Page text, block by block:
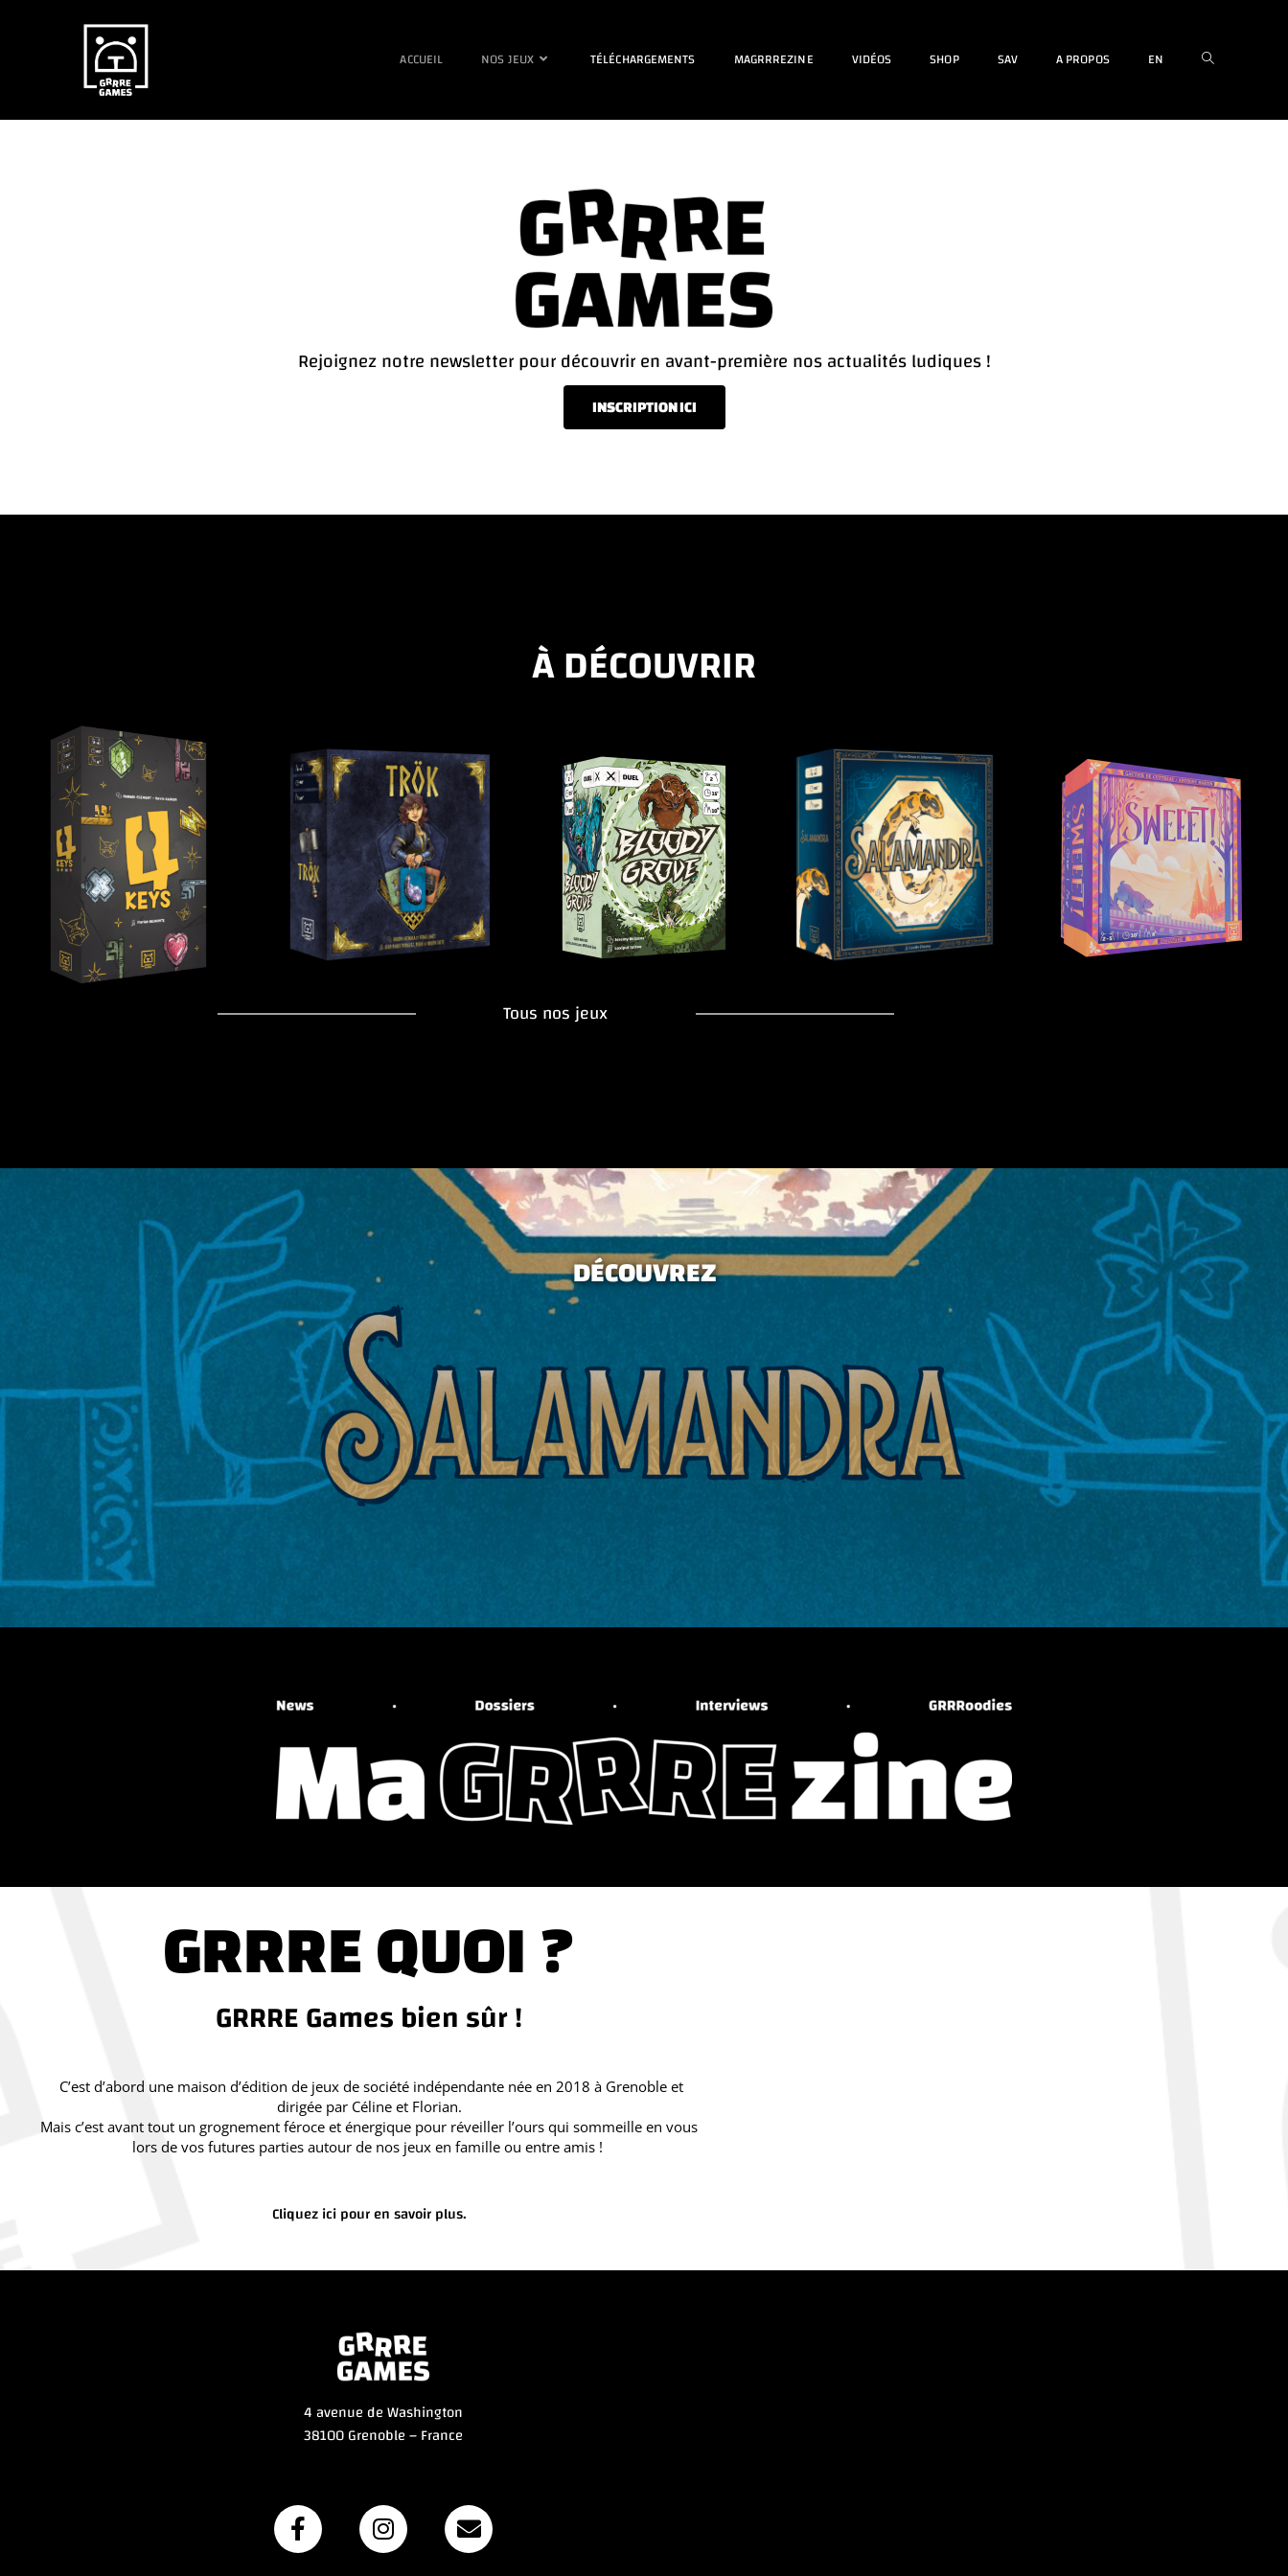
ACCUEIL NOS JEUX TÉLÉCHARGEMENTS MAGRRREZINE VIDÉOS SHOP SAV A PROPOS EN
Rejoignez notre newsletter pour découvrir en avant-première nos actualités ludiques !
INSCRIPTION ICI
À DÉCOUVRIR
Tous nos jeux
DÉCOUVREZ
GRRRE QUOI ?
GRRRE Games bien sûr !
C’est d’abord une maison d’édition de jeux de société indépendante née en 2018 à Grenoble et
dirigée par Céline et Florian.
Mais c’est avant tout un grognement féroce et énergique pour réveiller l’ours qui sommeille en vous
lors de vos futures parties autour de nos jeux en famille ou entre amis !
Cliquez ici pour en savoir plus.
4 avenue de Washington
38100 Grenoble – France